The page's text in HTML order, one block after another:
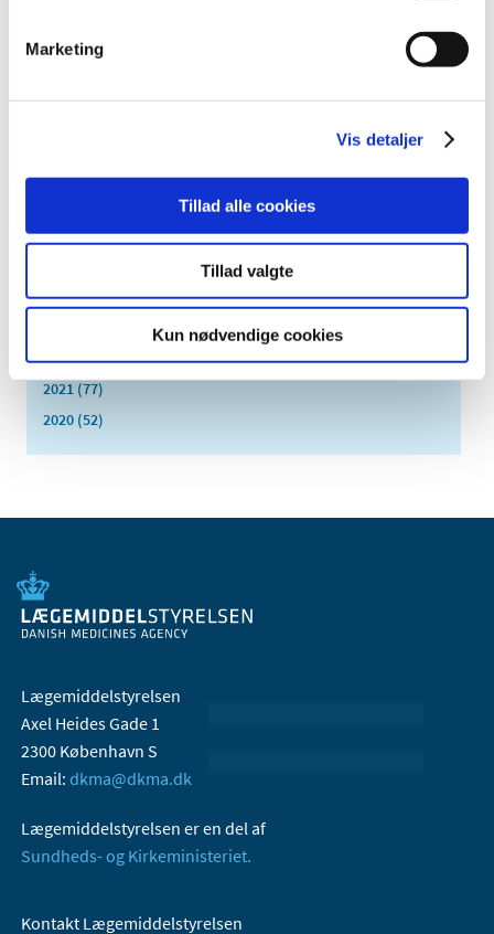
Marketing
Vis detaljer
Tillad alle cookies
Tillad valgte
Kun nødvendige cookies
november (7)
september (6)
juni (5)
april (2)
februar (5)
2022 (26)
2021 (77)
2020 (52)
Lægemiddelstyrelsen
Axel Heides Gade 1
2300 København S
Email: dkma@dkma.dk
Lægemiddelstyrelsen er en del af
Sundheds- og Kirkeministeriet.
Kontakt Lægemiddelstyrelsen